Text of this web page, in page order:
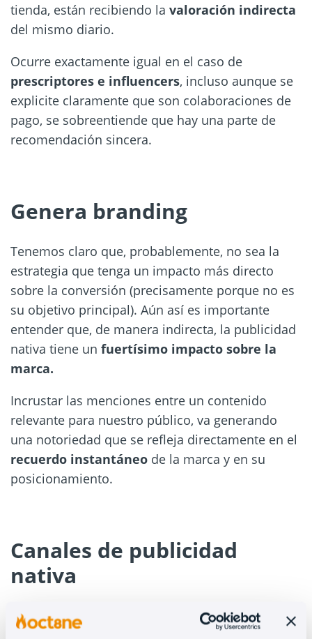
tienda, están recibiendo la valoración indirecta
del mismo diario.
Ocurre exactamente igual en el caso de
prescriptores e influencers, incluso aunque se
explicite claramente que son colaboraciones de
pago, se sobreentiende que hay una parte de
recomendación sincera.
Genera branding
Tenemos claro que, probablemente, no sea la
estrategia que tenga un impacto más directo
sobre la conversión (precisamente porque no es
su objetivo principal). Aún así es importante
entender que, de manera indirecta, la publicidad
nativa tiene un fuertísimo impacto sobre la
marca.
Incrustar las menciones entre un contenido
relevante para nuestro público, va generando
una notoriedad que se refleja directamente en el
recuerdo instantáneo de la marca y en su
posicionamiento.
Canales de publicidad
nativa
En realidad, cualquier plataforma en la que se
sirva contenido, es potencialmente uncanal